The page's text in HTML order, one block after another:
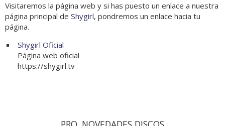
Visitaremos la página web y si has puesto un enlace a nuestra
página principal de Shygirl, pondremos un enlace hacia tu
página.
Shygirl Oficial
Página web oficial
https://shygirl.tv